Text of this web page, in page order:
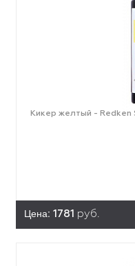
Кикер желтый - Redken
Цена: 1781 руб.